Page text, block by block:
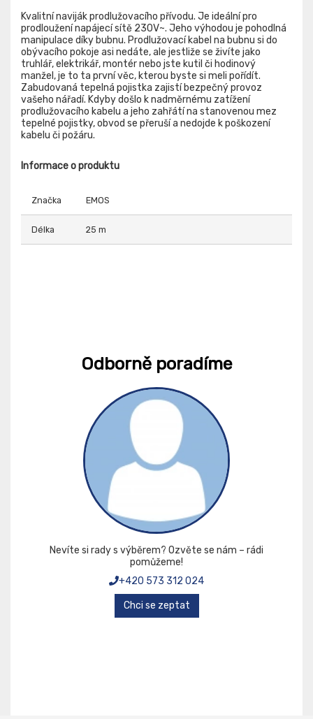
Kvalitní naviják prodlužovacího přívodu. Je ideální pro
prodloužení napájecí sítě 230V~. Jeho výhodou je pohodlná
manipulace díky bubnu. Prodlužovací kabel na bubnu si do
obývacího pokoje asi nedáte, ale jestliže se živíte jako
truhlář, elektrikář, montér nebo jste kutil či hodinový
manžel, je to ta první věc, kterou byste si meli pořídít.
Zabudovaná tepelná pojistka zajistí bezpečný provoz
vašeho nářadí. Kdyby došlo k nadměrnému zatížení
prodlužovacího kabelu a jeho zahřátí na stanovenou mez
tepelné pojistky, obvod se přeruší a nedojde k poškození
kabelu či požáru.
Informace o produktu
Značka EMOS
Délka 25 m
Odborně poradíme
Nevíte si rady s výběrem? Ozvěte se nám – rádi
pomůžeme!
+420 573 312 024
Chci se zeptat